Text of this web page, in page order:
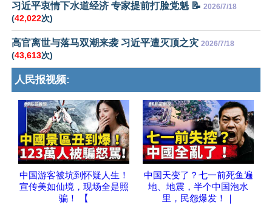
习近平衷情下水道经济 专家提前打脸党魁 📝 2026/7/18
(42,022次)
高官离世与落马双潮来袭 习近平遭灭顶之灾 2026/7/18
(43,613次)
人民报视频:
中国游客被坑到怀疑人生！
宣传美如仙境，现场全是照
骗！ 【
中国天变了？七一前死鱼遍
地、地震，半个中国泡水
里，民怨爆发！｜